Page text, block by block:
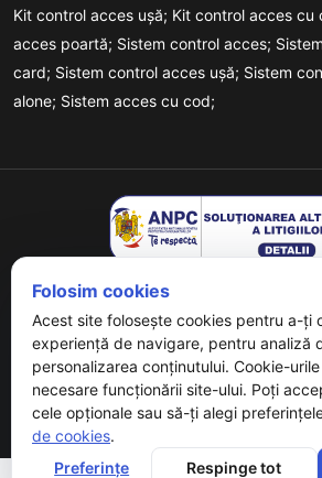
Kit control acces ușă; Kit control acces cu
acces poartă; Sistem control acces;
card; Sistem control acces ușă; Sistem
alone; Sistem acces cu cod;
Copyrights © 2026 URMET - Powered
Rights Reserved.
Folosim cookies
Acest site folosește cookies pentru a-ți
experiență de navigare, pentru analiză
personalizarea conținutului. Cookie-
necesare funcționării site-ului. Poți
cele opționale sau să-ți alegi
de cookies.
Preferințe
Respinge tot